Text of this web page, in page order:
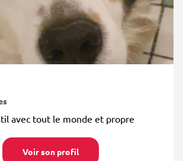
avec tout le monde et propre
Voir son profil